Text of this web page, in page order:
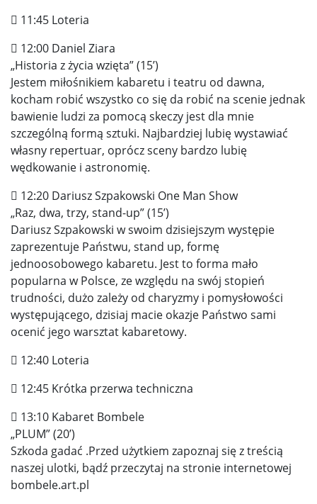
 11:45 Loteria
 12:00 Daniel Ziara
„Historia z życia wzięta” (15’)
Jestem miłośnikiem kabaretu i teatru od dawna,
kocham robić wszystko co się da robić na scenie jednak
bawienie ludzi za pomocą skeczy jest dla mnie
szczególną formą sztuki. Najbardziej lubię wystawiać
własny repertuar, oprócz sceny bardzo lubię
wędkowanie i astronomię.
 12:20 Dariusz Szpakowski One Man Show
„Raz, dwa, trzy, stand-up” (15’)
Dariusz Szpakowski w swoim dzisiejszym występie
zaprezentuje Państwu, stand up, formę
jednoosobowego kabaretu. Jest to forma mało
popularna w Polsce, ze względu na swój stopień
trudności, dużo zależy od charyzmy i pomysłowości
występującego, dzisiaj macie okazje Państwo sami
ocenić jego warsztat kabaretowy.
 12:40 Loteria
 12:45 Krótka przerwa techniczna
 13:10 Kabaret Bombele
„PLUM” (20’)
Szkoda gadać .Przed użytkiem zapoznaj się z treścią
naszej ulotki, bądź przeczytaj na stronie internetowej
bombele.art.pl